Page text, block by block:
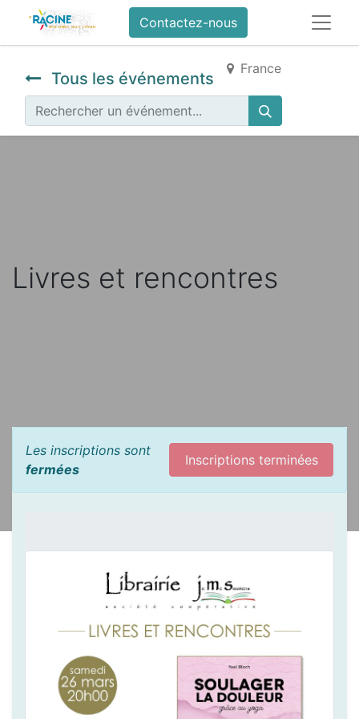
Contactez-nous
Tous les événements
France
Livres et rencontres
Les inscriptions sont
fermées
Inscriptions terminées